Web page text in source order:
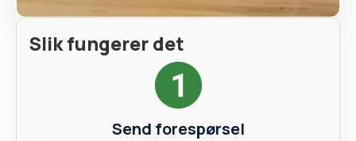
Slik fungerer det
Send forespørsel